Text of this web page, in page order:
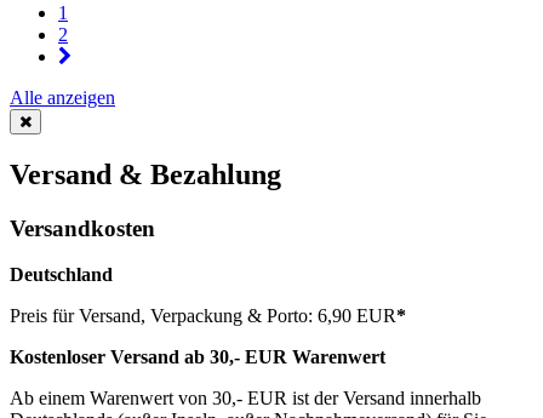
1
2
Alle anzeigen
Versand & Bezahlung
Versandkosten
Deutschland
Preis für Versand, Verpackung & Porto: 6,90 EUR*
Kostenloser Versand ab 30,- EUR Warenwert
Ab einem Warenwert von 30,- EUR ist der Versand innerhalb